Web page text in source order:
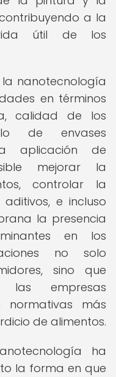
a la
útil de los
la nanotecnología
en términos
calidad de los
de envases
aplicación de
mejorar la
controlar la
e incluso
la presencia
en los
no solo
sino que
empresas
normativas más
de alimentos.
ha
la forma en que